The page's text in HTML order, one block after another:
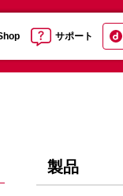
サポート
製品